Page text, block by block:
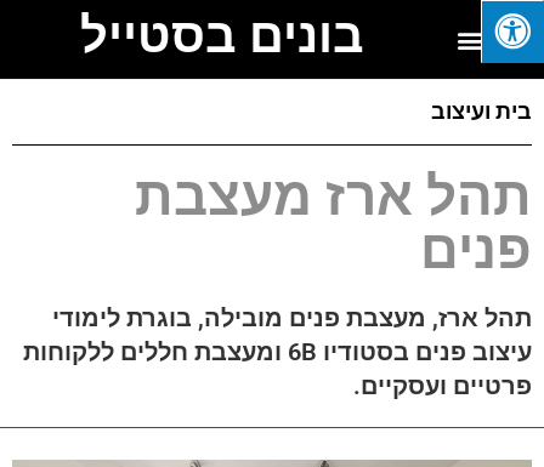
בונים בסטייל
בית ועיצוב
תהל ארז מעצבת
פנים
תהל ארז, מעצבת פנים מובילה, בוגרת לימודי
עיצוב פנים בסטודיו 6B ומעצבת חללים ללקוחות
פרטיים ועסקיים.